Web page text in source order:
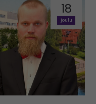
18
joulu